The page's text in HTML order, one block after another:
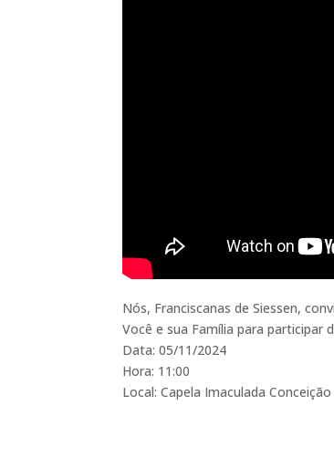
Nós, Franciscanas de Siessen,
Você e sua Família para participar
Data: 05/11/2024
Hora: 11:00
Local: Capela Imaculada